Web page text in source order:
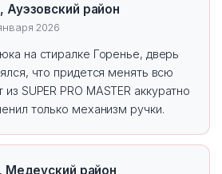
район
2026
на стиралке Горенье, дверь
что придется менять всю
SUPER PRO MASTER аккуратно
только механизм ручки.
Медеуский район